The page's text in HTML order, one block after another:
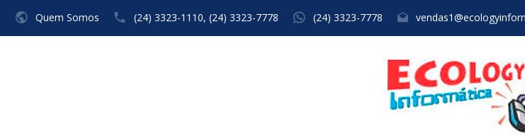
Quem Somos (24) 3323-1110, (24) 3323-7778 (24) 3323-7778